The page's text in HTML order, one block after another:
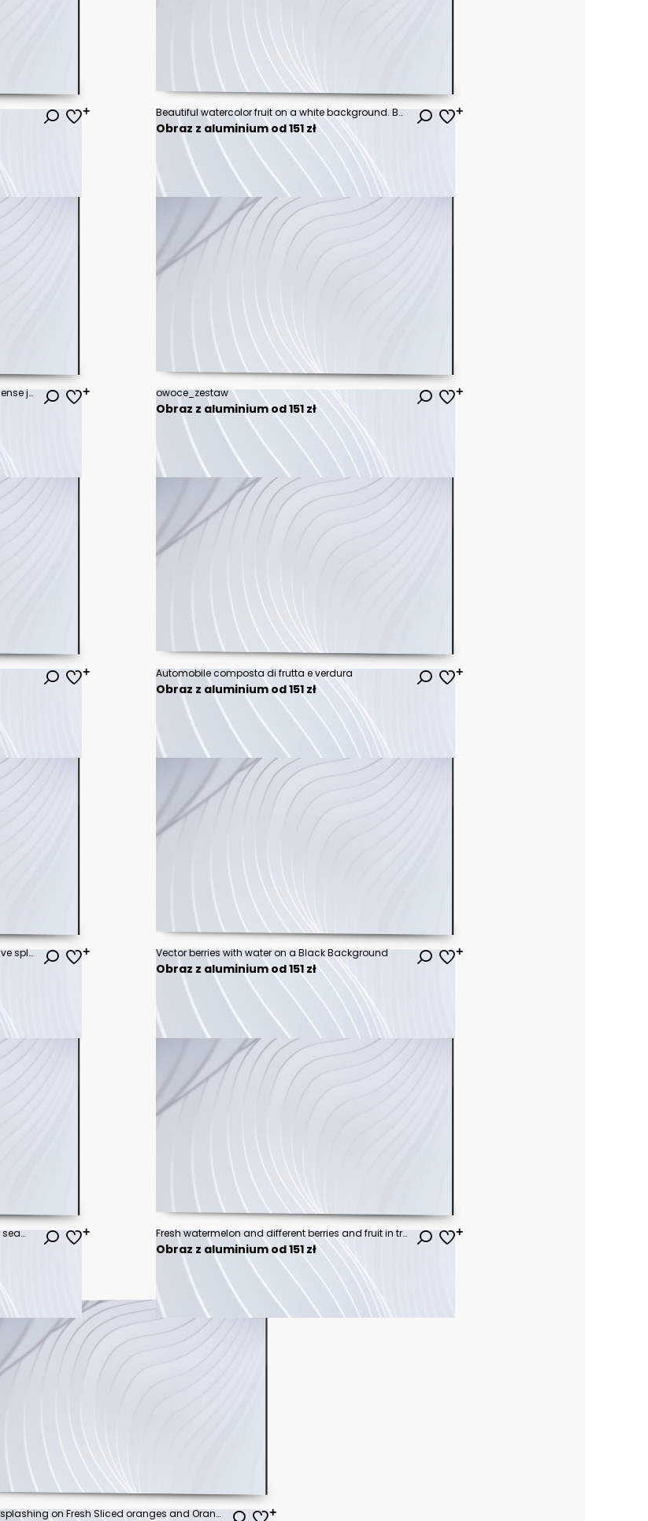
Beautiful watercolor fruit on a white background. Beautiful ripe fruits. Colorful illustration.
Obraz z aluminium od 151 zł
Watercolor illustration set of tropical leaves, dense jungle, flamingo bird and pineapple. Tropic summertime motif may be used as background texture, wrapping paper, textile,wallpaper design. owoce_zestaw
Obraz z aluminium od 151 zł
Automobile composta di frutta e verdura
Obraz z aluminium od 151 zł
Fresh cold pure raspberries flavored water wave splash. Clean infused water or liquid fluid wave splash with raspberries. Healthy flavored detox drink splash concept with ice cubes. 3D Vector berries with water on a Black Background
Obraz z aluminium od 151 zł
Watercolor garden fruits and water splashes, seamless border Fresh watermelon and different berries and fruit in transparent water. Vector illustration
Obraz z aluminium od 151 zł
Water splashing on Fresh Sliced ​​oranges and Orange fruit on Orange background